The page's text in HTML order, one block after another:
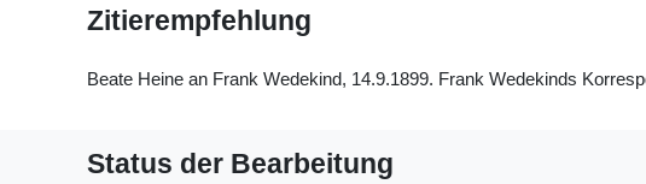
Zitierempfehlung
Beate Heine an Frank Wedekind, 14.9.1899. Frank Wedekinds
Status der Bearbeitung